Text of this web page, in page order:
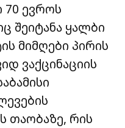
ევროს
შეიტანა ყალბი
მიმღები პირის
ვაქცინაციის
თაობაზე, რის